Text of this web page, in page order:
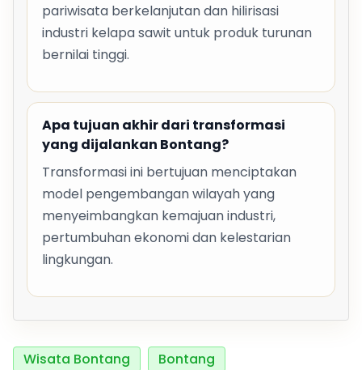
pariwisata berkelanjutan dan hilirisasi
industri kelapa sawit untuk produk turunan
bernilai tinggi.
Apa tujuan akhir dari transformasi
yang dijalankan Bontang?
Transformasi ini bertujuan menciptakan
model pengembangan wilayah yang
menyeimbangkan kemajuan industri,
pertumbuhan ekonomi dan kelestarian
lingkungan.
Wisata Bontang
Bontang